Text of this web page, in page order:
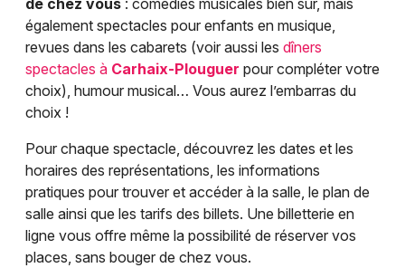
de chez vous : comédies musicales bien sûr, mais
également spectacles pour enfants en musique,
revues dans les cabarets (voir aussi les dîners
spectacles à Carhaix-Plouguer pour compléter votre
choix), humour musical… Vous aurez l’embarras du
choix !
Pour chaque spectacle, découvrez les dates et les
horaires des représentations, les informations
pratiques pour trouver et accéder à la salle, le plan de
salle ainsi que les tarifs des billets. Une billetterie en
ligne vous offre même la possibilité de réserver vos
places, sans bouger de chez vous.